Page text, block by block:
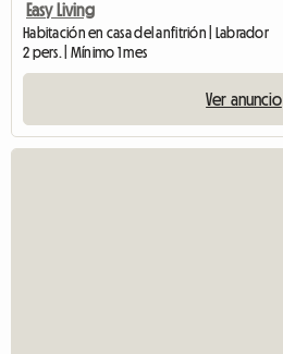
Easy Living
Habitación en casa del anfitrión | Labrador
2 pers. | Mínimo 1 mes
Ver anuncio